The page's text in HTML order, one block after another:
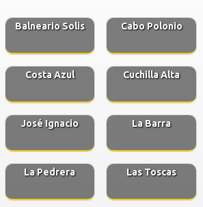
Balneario Solis Cabo Polonio
Costa Azul Cuchilla Alta
José Ignacio La Barra
La Pedrera Las Toscas